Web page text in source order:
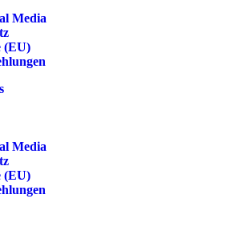
Media
(EU)
Media
(EU)